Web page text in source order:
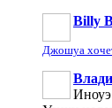
Billy
Джошуа
Иноуэ